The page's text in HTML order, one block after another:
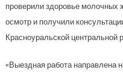
проверили здоровье молочных
осмотр и получили
Красноуральской центральной
«Выездная работа направлена